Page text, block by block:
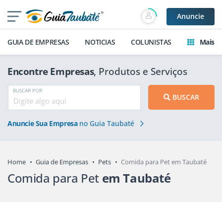
Anuncie
GUIA DE EMPRESAS NOTICIAS COLUNISTAS Mais
Encontre Empresas, Produtos e Serviços
BUSCAR POR
BUSCAR
Anuncie Sua Empresano Guia Taubaté
Home Guia de Empresas Pets Comida para Pet em Taubaté
Comida para Pet em Taubaté